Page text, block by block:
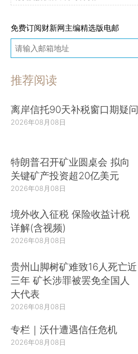
免费订阅财新网主编精选版电邮
推荐阅读
离岸信托90天补税窗口期疑问
2026年08月08日
特朗普召开矿业圆桌会 拟向
关键矿产投资超20亿美元
2026年08月08日
境外收入征税 保险收益计税
详解(含视频)
2026年08月08日
贵州山脚树矿难致16人死亡近
三年 矿长涉罪被罢免全国人
大代表
2026年08月08日
专栏｜沃什遭遇信任危机
2026年08月08日